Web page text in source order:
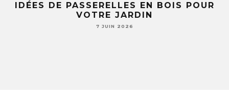
IDÉES DE PASSERELLES EN BOIS POUR
VOTRE JARDIN
7 JUIN 2026